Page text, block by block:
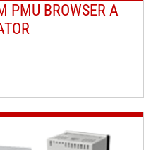
PMU BROWSER A